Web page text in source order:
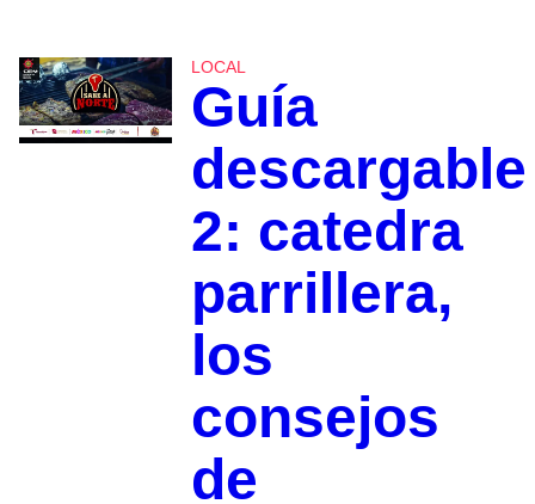
LOCAL
Guía
descargable
2: catedra
parrillera,
los
consejos
de